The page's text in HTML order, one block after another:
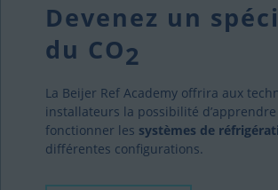
Devenez un
du CO2
La Beijer Ref Academy offrira aux
installateurs la possibilité
fonctionner les systèmes de
différentes configurations.